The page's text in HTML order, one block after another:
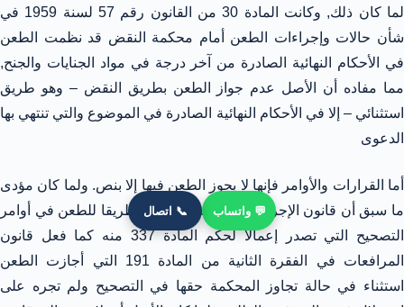
لما كان ذلك, وكانت المادة 30 من القانون رقم 57 لسنة 1959 في
شأن حالات وإجراءات الطعن أمام محكمة النقض قد نظمت الطعن
في الأحكام النهائية الصادرة من آخر درجة في مواد الجنايات والجنح,
مما مفاده أن الأصل عدم جواز الطعن بطريق النقض – وهو طريق
استثنائي – إلا في الأحكام النهائية الصادرة في الموضوع والتي تنتهي بها
الدعوى
أما القرارات والأوامر فإنها لا يجوز الطعن فيها إلا بنص. ولما كان مؤدى
ما سبق أن قانون الإجراءات الجنائية لم يرسم طريقا للطعن في أوامر
التصحيح التي تصدر إعمالا لحكم المادة 337 منه كما فعل قانون
المرافعات في الفقرة الثانية من المادة 191 التي أجازت الطعن
استثناء في حالة تجاوز المحكمة حقها في التصحيح ولم تجره على
💬 واتساب 📞 اتصال